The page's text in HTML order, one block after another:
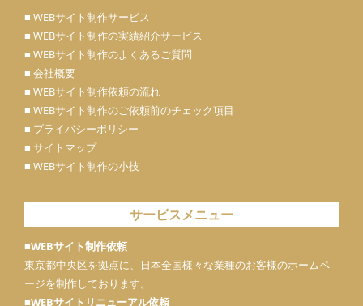
■ WEBサイト制作サービス
■ WEBサイト制作の実績紹介サービス
■ WEBサイト制作のよくあるご質問
■ 会社概要
■ WEBサイト制作依頼の流れ
■ WEBサイト制作のご依頼前のチェック項目
■ プライバシーポリシー
■ サイトマップ
■ WEBサイト制作の小技
サービスメニュー
■WEBサイト制作依頼
東京都中央区を拠点に、日本全国様々な業種のお客様のホームペ
ージを制作しております。
■WEBサイトリニューアル依頼